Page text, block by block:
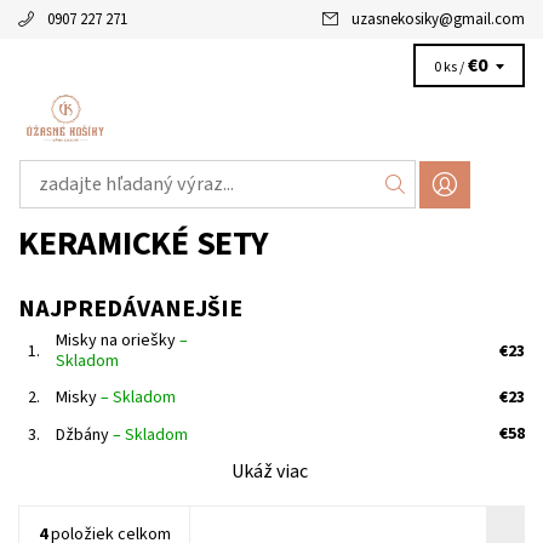
0907 227 271 uzasnekosiky@gmail.com
0 ks /€0
KERAMICKÉ SETY
NAJPREDÁVANEJŠIE
1. Misky na oriešky–
Skladom
€23
2.
Misky–Skladom
€23
3.
Džbány–Skladom €58
Ukáž viac
4položiek celkom